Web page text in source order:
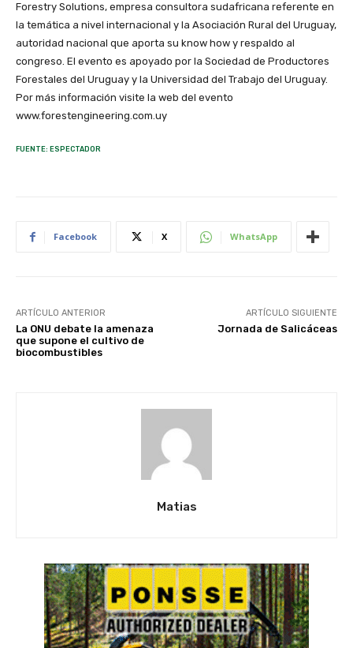
Forestry Solutions, empresa consultora sudafricana referente en
la temática a nivel internacional y la Asociación Rural del Uruguay,
autoridad nacional que aporta su know how y respaldo al
congreso. El evento es apoyado por la Sociedad de Productores
Forestales del Uruguay y la Universidad del Trabajo del Uruguay.
Por más información visite la web del evento
www.forestengineering.com.uy
FUENTE: ESPECTADOR
Facebook X WhatsApp
ARTÍCULO ANTERIOR
La ONU debate la amenaza
que supone el cultivo de
biocombustibles
ARTÍCULO SIGUIENTE
Jornada de Salicáceas
Matias